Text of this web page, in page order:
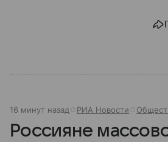
16 минут назад РИА Новости
Россияне